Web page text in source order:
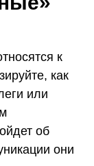
к
как
или
об
они